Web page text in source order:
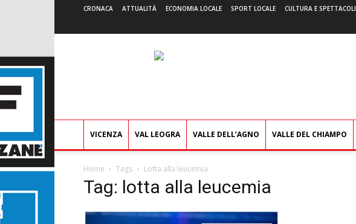
CRONACA ATTUALITÀ ECONOMIA LOCALE SPORT LOCALE CULTURA E SPETTACOLI
VICENZA VAL LEOGRA VALLE DELL’AGNO VALLE DEL CHIAMPO
Home Tags Lotta alla leucemia
Tag: lotta alla leucemia